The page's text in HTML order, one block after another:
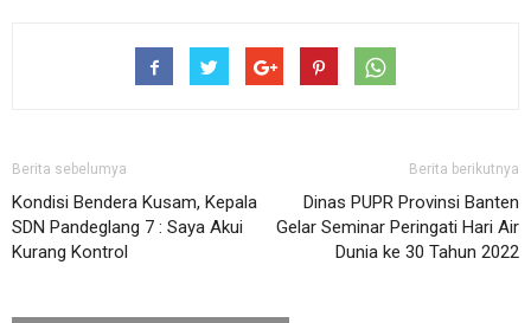
Berita sebelumya
Kondisi Bendera Kusam, Kepala
SDN Pandeglang 7 : Saya Akui
Kurang Kontrol
Berita berikutnya
Dinas PUPR Provinsi Banten
Gelar Seminar Peringati Hari Air
Dunia ke 30 Tahun 2022